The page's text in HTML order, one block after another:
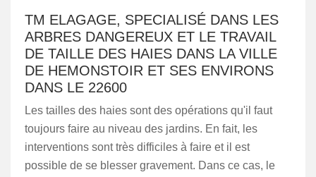
TM ELAGAGE, SPECIALISÉ DANS LES
ARBRES DANGEREUX ET LE TRAVAIL
DE TAILLE DES HAIES DANS LA VILLE
DE HEMONSTOIR ET SES ENVIRONS
DANS LE 22600
Les tailles des haies sont des opérations qu'il faut
toujours faire au niveau des jardins. En fait, les
interventions sont très difficiles à faire et il est
possible de se blesser gravement. Dans ce cas, le